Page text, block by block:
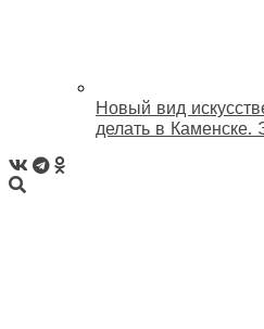
Новый вид
делать в Каменске.